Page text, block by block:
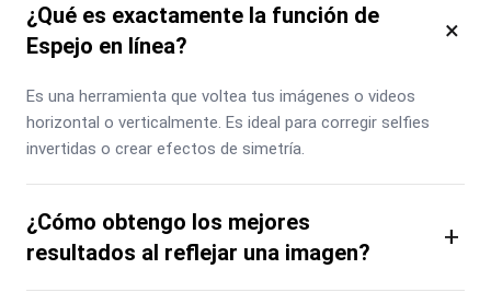
¿Qué es exactamente la función de
Espejo en línea?
×
Es una herramienta que voltea tus imágenes o videos
horizontal o verticalmente. Es ideal para corregir selfies
invertidas o crear efectos de simetría.
¿Cómo obtengo los mejores
resultados al reflejar una imagen?
+